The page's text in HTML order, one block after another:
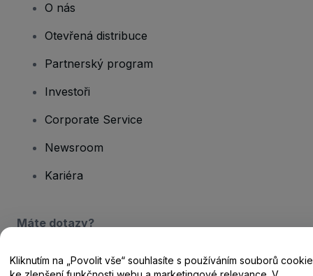
O nás
Otevřená distribuce
Partnerský program
Investoři
Corporate Service
Newsroom
Kariéra
Máte dotazy?
Centrum nápovědy / Kontakt
Kliknutím na „Povolit vše“ souhlasíte s používáním souborů cookie